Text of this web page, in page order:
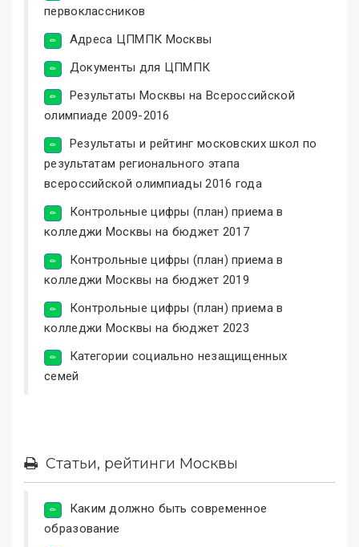
первоклассников
Адреса ЦПМПК Москвы
Документы для ЦПМПК
Результаты Москвы на Всероссийской
олимпиаде 2009-2016
Результаты и рейтинг московских школ по
результатам регионального этапа
всероссийской олимпиады 2016 года
Контрольные цифры (план) приема в
колледжи Москвы на бюджет 2017
Контрольные цифры (план) приема в
колледжи Москвы на бюджет 2019
Контрольные цифры (план) приема в
колледжи Москвы на бюджет 2023
Категории социально незащищенных
семей
Статьи, рейтинги Москвы
Каким должно быть современное
образование